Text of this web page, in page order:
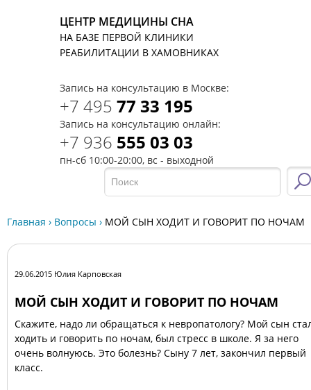
ЦЕНТР МЕДИЦИНЫ СНА
НА БАЗЕ ПЕРВОЙ КЛИНИКИ
РЕАБИЛИТАЦИИ В ХАМОВНИКАХ
Запись на консультацию в Москве:
+7 495 77 33 195
Запись на консультацию онлайн:
+7 936 555 03 03
пн-сб 10:00-20:00, вс - выходной
Главная › Вопросы › МОЙ СЫН ХОДИТ И ГОВОРИТ ПО НОЧАМ
29.06.2015 Юлия Карповская
МОЙ СЫН ХОДИТ И ГОВОРИТ ПО НОЧАМ
Скажите, надо ли обращаться к невропатологу? Мой сын
ходить и говорить по ночам, был стресс в школе. Я за него
очень волнуюсь. Это болезнь? Сыну 7 лет, закончил первый
класс.